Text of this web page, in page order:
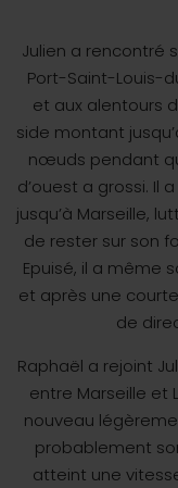
Julien a rencontré
Port-Saint-Louis-
et aux alentours
side montant
nœuds pendant
d’ouest a grossi. Il
jusqu’à Marseille,
de rester sur son
Epuisé, il a même
et après une
de
Raphaël a rejoint
entre Marseille et
nouveau
probablement
atteint une